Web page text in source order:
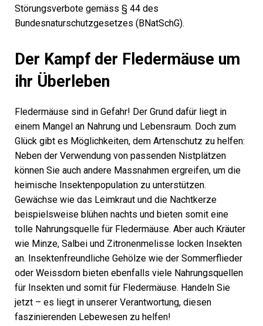
Störungsverbote gemäss § 44 des
Bundesnaturschutzgesetzes (BNatSchG).
Der Kampf der Fledermäuse um
ihr Überleben
Fledermäuse sind in Gefahr! Der Grund dafür liegt in
einem Mangel an Nahrung und Lebensraum. Doch zum
Glück gibt es Möglichkeiten, dem Artenschutz zu helfen:
Neben der Verwendung von passenden Nistplätzen
können Sie auch andere Massnahmen ergreifen, um die
heimische Insektenpopulation zu unterstützen.
Gewächse wie das Leimkraut und die Nacht­kerze
beispielsweise blühen nachts und bieten somit eine
tolle Nahrungsquelle für Fledermäuse. Aber auch Kräuter
wie Minze, Salbei und Zitronenmelisse locken Insekten
an. Insektenfreundliche Gehölze wie der Sommerflieder
oder Weissdorn bieten ebenfalls viele Nahrungsquellen
für Insekten und somit für Fledermäuse. Handeln Sie
jetzt – es liegt in unserer Verantwortung, diesen
faszinierenden Lebewesen zu helfen!